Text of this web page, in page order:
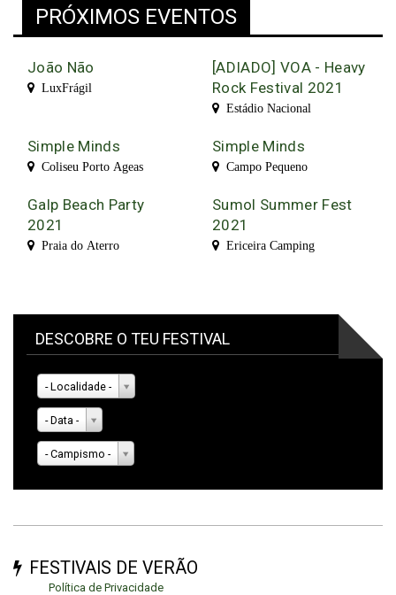
PRÓXIMOS EVENTOS
João Não
LuxFrágil
[ADIADO] VOA - Heavy
Rock Festival 2021
Estádio Nacional
Simple Minds
Coliseu Porto Ageas
Simple Minds
Campo Pequeno
Galp Beach Party
2021
Praia do Aterro
Sumol Summer Fest
2021
Ericeira Camping
DESCOBRE O TEU FESTIVAL
- Localidade -
- Data -
- Campismo -
FESTIVAIS DE VERÃO
Política de Privacidade